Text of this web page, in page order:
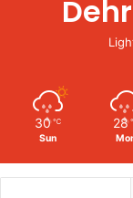
30 ℃
Sun
28